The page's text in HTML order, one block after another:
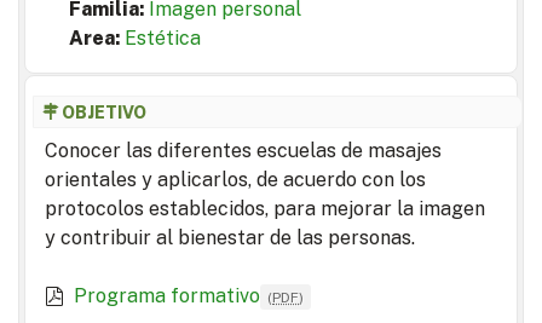
Familia: Imagen personal
Area: Estética
OBJETIVO
Conocer las diferentes escuelas de masajes
orientales y aplicarlos, de acuerdo con los
protocolos establecidos, para mejorar la imagen
y contribuir al bienestar de las personas.
Programa formativo (PDF)